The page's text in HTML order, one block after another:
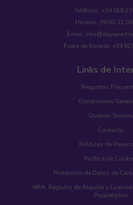
Teléfono: +34 918
Horario: 09:00-21:00
Email:
Fuera de horario: +34
Links de
Preguntas
Condiciones
Quiénes Somos
Contacto
Políticas de
Política de
Protección de Datos de
NRA, Registro de Alquiler y
Propietarios